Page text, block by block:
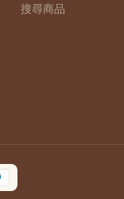
搜尋商品